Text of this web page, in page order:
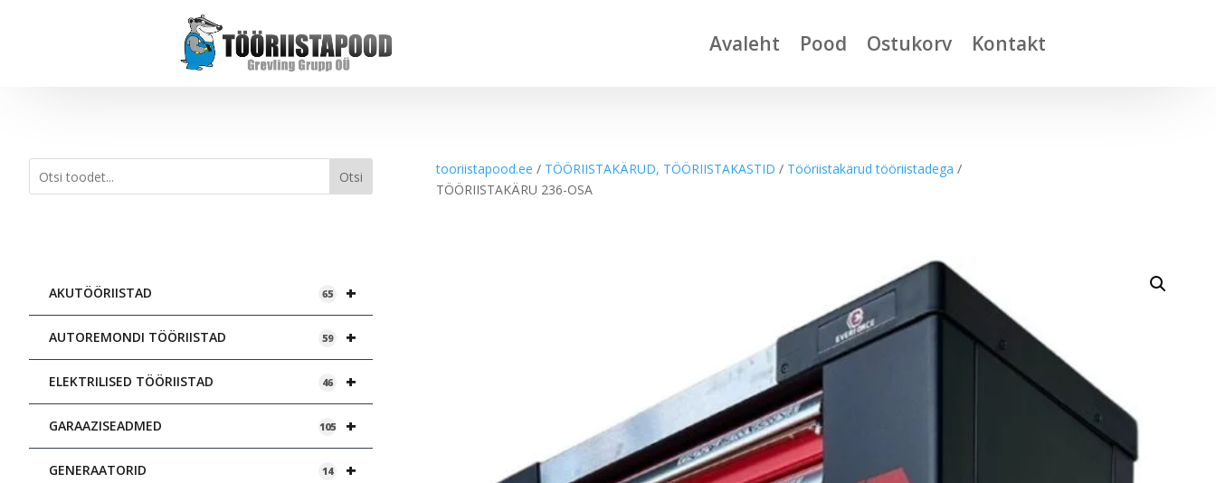
Avaleht Pood Ostukorv Kontakt
Otsi
+
AKUTÖÖRIISTAD 65
+
AUTOREMONDI TÖÖRIISTAD 59
+
ELEKTRILISED TÖÖRIISTAD 46
+
GARAAZISEADMED 105
+
GENERAATORID 14
tooriistapood.ee / TÖÖRIISTAKÄRUD, TÖÖRIISTAKASTID / Tööriistakärud tööriistadega /
TÖÖRIISTAKÄRU 236-OSA